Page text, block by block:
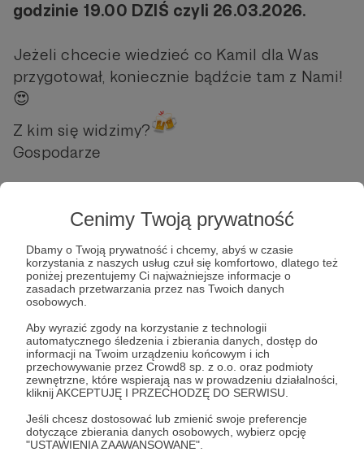
Cenimy Twoją prywatność
Dbamy o Twoją prywatność i chcemy, abyś w czasie
korzystania z naszych usług czuł się komfortowo, dlatego też
poniżej prezentujemy Ci najważniejsze informacje o
zasadach przetwarzania przez nas Twoich danych
osobowych.
Aby wyrazić zgody na korzystanie z technologii
automatycznego śledzenia i zbierania danych, dostęp do
informacji na Twoim urządzeniu końcowym i ich
przechowywanie przez Crowd8 sp. z o.o. oraz podmioty
zewnętrzne, które wspierają nas w prowadzeniu działalności,
kliknij AKCEPTUJĘ I PRZECHODZĘ DO SERWISU.
Jeśli chcesz dostosować lub zmienić swoje preferencje
dotyczące zbierania danych osobowych, wybierz opcję
"USTAWIENIA ZAAWANSOWANE".
godzinie 19.00 DZIŚ czyli 26.03.2026.
Jeżeli chcecie wiedzieć co Kamil dla Was
przygotował, koniecznie bądźcie tam z Nami!
😍
Z kim się widzimy?
Gospodarze
Discorda!
DISCORD
-http://https://discord.gg/YEKsQ8Y
INSTAGRAM - gospodarpg
SPOTIFY https://tiny.pl/r674j
CzG czwartek czwartek z gospodarzem Kamil